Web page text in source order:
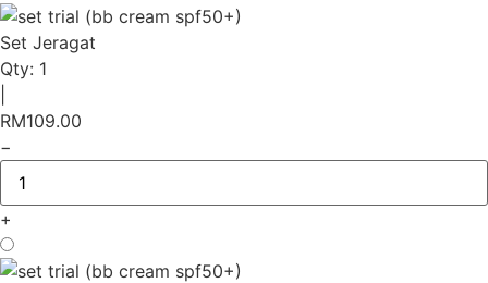
Set Jeragat
Qty: 1
RM109.00
−
+